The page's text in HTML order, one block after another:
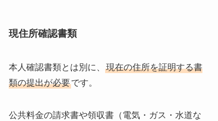
現住所確認書類
本人確認書類とは別に、 現在の住所を証明する書
類の提出が必要です。
公共料金の請求書や領収書（電気・ガス・水道な